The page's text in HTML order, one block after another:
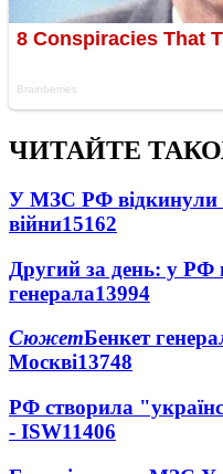
ЧИТАЙТЕ
У МЗС РФ відкинули
війни15162
Другий за день: у РФ
генерала13994
СюжетБенкет
Москві13748
РФ створила
- ISW11406